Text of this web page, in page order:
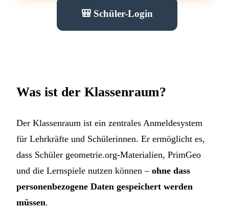
🎒 Schüler-Login
Was ist der Klassenraum?
Der Klassenraum ist ein zentrales Anmeldesystem
für Lehrkräfte und Schülerinnen. Er ermöglicht es,
dass Schüler geometrie.org-Materialien, PrimGeo
und die Lernspiele nutzen können – ohne dass
personenbezogene Daten gespeichert werden
müssen.